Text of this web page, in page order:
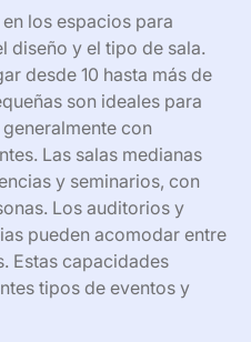
los espacios para
diseño y el tipo de sala.
desde 10 hasta más de
son ideales para
con
Las salas medianas
y seminarios, con
Los auditorios y
pueden acomodar entre
Estas capacidades
tipos de eventos y